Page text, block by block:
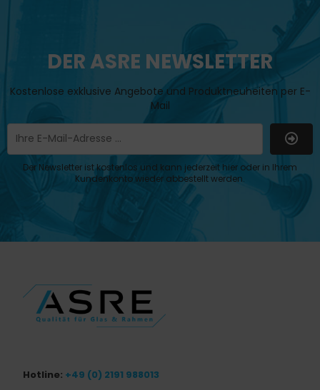
DER ASRE NEWSLETTER
Kostenlose exklusive Angebote und Produktneuheiten per E-
Mail
Der Newsletter ist kostenlos und kann jederzeit hier oder in Ihrem
Kundenkonto wieder abbestellt werden.
Hotline: +49 (0) 2191 988013